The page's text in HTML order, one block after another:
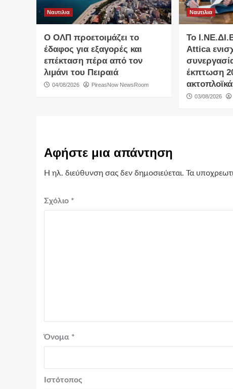
Ναυτιλια
O ΟΛΠ προετοιμάζει το
έδαφος για εξαγορές και
επέκταση πέρα από τον
λιμάνι του Πειραιά
04/08/2026 PireasNow NewsRoom
Ναυτιλια
Το
Attica
έκπτωση
03/08/2026
Αφήστε μια απάντηση
Η ηλ. διεύθυνση σας δεν δημοσιεύεται. Τα
Σχόλιο *
Όνομα *
Ιστότοπος